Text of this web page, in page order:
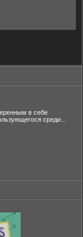
в себе
среди...